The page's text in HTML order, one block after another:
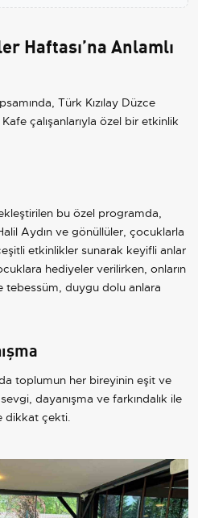
Haftası’na Anlamlı
Türk Kızılay Düzce
çalışanlarıyla özel bir etkinlik
bu özel programda,
Aydın ve gönüllüler, çocuklarla
etkinlikler sunarak keyifli anlar
hediyeler verilirken, onların
tebessüm, duygu dolu anlara
toplumun her bireyinin eşit ve
dayanışma ve farkındalık ile
dikkat çekti.